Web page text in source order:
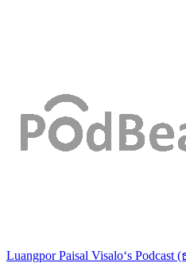
Luangpor Paisal Visalo‘s